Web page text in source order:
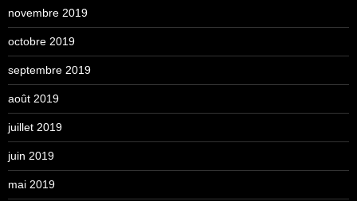
novembre 2019
octobre 2019
septembre 2019
août 2019
juillet 2019
juin 2019
mai 2019